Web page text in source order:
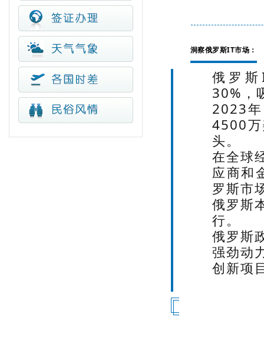
洞察俄罗斯IT市场：
俄罗
30%，
2023
4500万
头。
在全球
应商和
罗斯市
俄罗斯
行。
俄罗斯
强劲动
创新项